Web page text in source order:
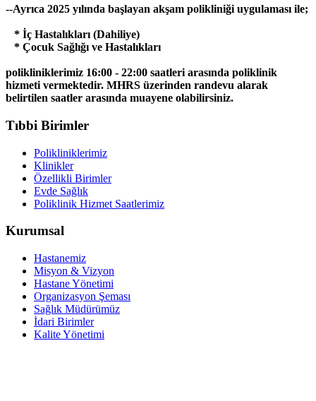
--Ayrıca 2025 yılında başlayan akşam polikliniği uygulaması ile;
* İç Hastalıkları (Dahiliye)
* Çocuk Sağlığı ve Hastalıkları
polikliniklerimiz 16:00 - 22:00 saatleri arasında poliklinik
hizmeti vermektedir. MHRS üzerinden randevu alarak
belirtilen saatler arasında muayene olabilirsiniz.
Tıbbi Birimler
Polikliniklerimiz
Klinikler
Özellikli Birimler
Evde Sağlık
Poliklinik Hizmet Saatlerimiz
Kurumsal
Hastanemiz
Misyon & Vizyon
Hastane Yönetimi
Organizasyon Şeması
Sağlık Müdürümüz
İdari Birimler
Kalite Yönetimi